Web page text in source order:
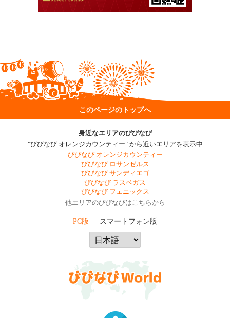
このページのトップへ
身近なエリアのびびなび
"びびなび オレンジカウンティー" から近いエリアを表示中
びびなび オレンジカウンティー
びびなび ロサンゼルス
びびなび サンディエゴ
びびなび ラスベガス
びびなび フェニックス
他エリアのびびなびはこちらから
PC版 スマートフォン版